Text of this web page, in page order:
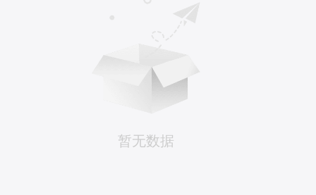
暂无数据